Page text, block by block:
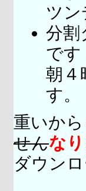
ツ
分割
です
朝４
す。
重いか
せんな
ダウン